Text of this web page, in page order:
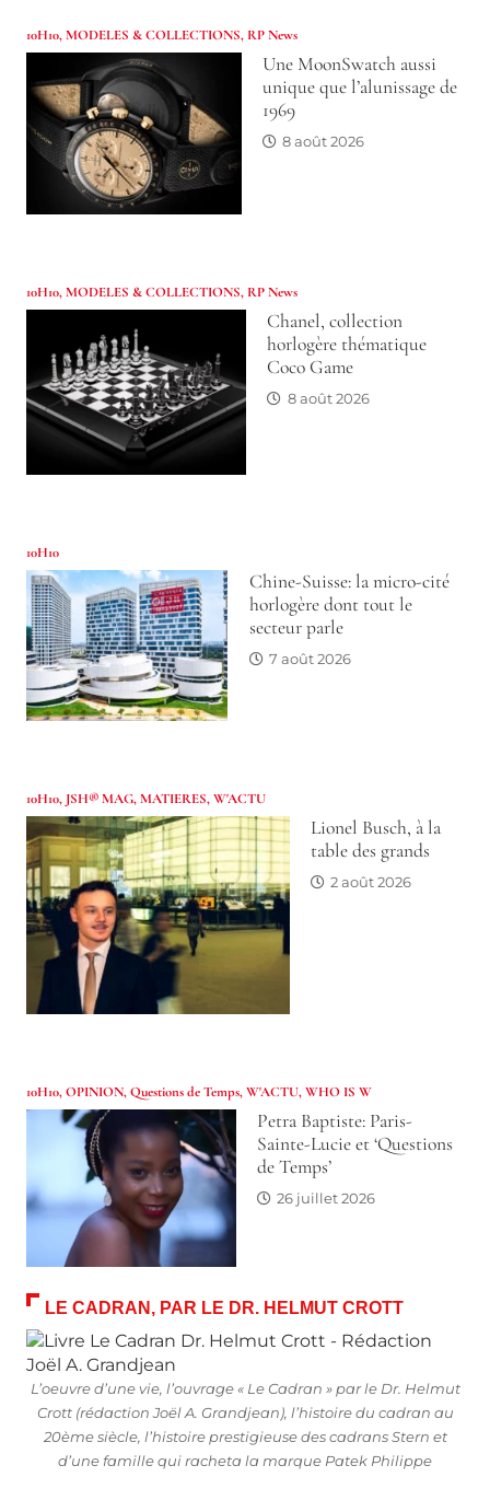
10H10,MODELES & COLLECTIONS, RP News
Une MoonSwatch aussi
unique que l’alunissage de
1969
8 août 2026
10H10,MODELES & COLLECTIONS, RP News
Chanel, collection
horlogère thématique
Coco Game
8 août 2026
10H10
Chine-Suisse: la micro-cité
horlogère dont tout le
secteur parle
7 août 2026
10H10, JSH® MAG,MATIERES,W'ACTU
Lionel Busch, à la
table des grands
2 août 2026
10H10,OPINION,Questions de Temps,W'ACTU,WHO IS W
Petra Baptiste: Paris-
Sainte-Lucie et ‘Questions
de Temps’
26 juillet 2026
LE CADRAN, PAR LE DR. HELMUT CROTT
L’oeuvre d’une vie, l’ouvrage « Le Cadran » par le Dr. Helmut
Crott (rédaction Joël A. Grandjean), l’histoire du cadran au
20ème siècle, l’histoire prestigieuse des cadrans Stern et
d’une famille qui racheta la marque Patek Philippe